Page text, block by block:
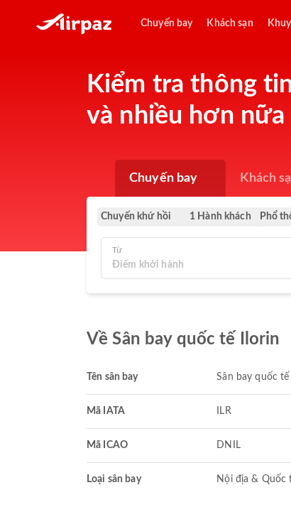
Chuyến bay Khách sạn
Kiểm tra thông
và nhiều hơn nữa
Chuyến bay Khách
Chuyến khứ hồi 1 Hành khách Phổ
Từ
Về Sân bay quốc tế Ilorin
Tên sân bay Sân bay quốc
Mã IATA ILR
Mã ICAO DNIL
Loại sân bay Nội địa & Quốc